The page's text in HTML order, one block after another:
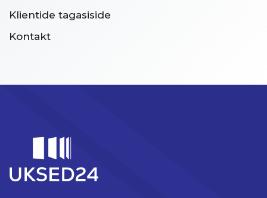
Klientide tagasiside
Kontakt